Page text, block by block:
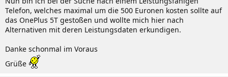
Telefon, welches maximal um die 500 Euronen kosten sollte auf
das OnePlus 5T gestoßen und wollte mich hier nach
Alternativen mit deren Leistungsdaten erkundigen.
Danke schonmal im Voraus
Grüße